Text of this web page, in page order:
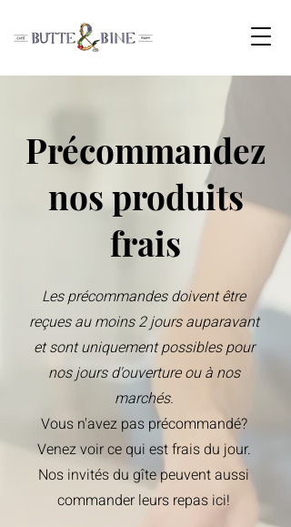
Précommandez
nos produits
frais
Les précommandes doivent être
reçues au moins 2 jours auparavant
et sont uniquement possibles pour
nos jours d'ouverture ou à nos
marchés.
Vous n'avez pas précommandé?
Venez voir ce qui est frais du jour.
Nos invités du gîte peuvent aussi
commander leurs repas ici!